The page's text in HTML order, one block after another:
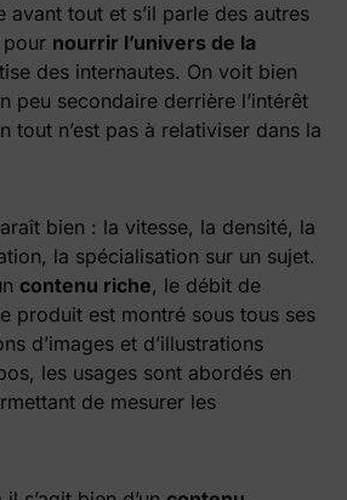
avant tout et s’il parle des autres
pour nourrir l’univers de la
des internautes. On voit bien
peu secondaire derrière l’intérêt
n’est pas à relativiser dans la
bien : la vitesse, la densité, la
la spécialisation sur un sujet.
contenu riche, le débit de
produit est montré sous tous ses
d’images et d’illustrations
les usages sont abordés en
de mesurer les